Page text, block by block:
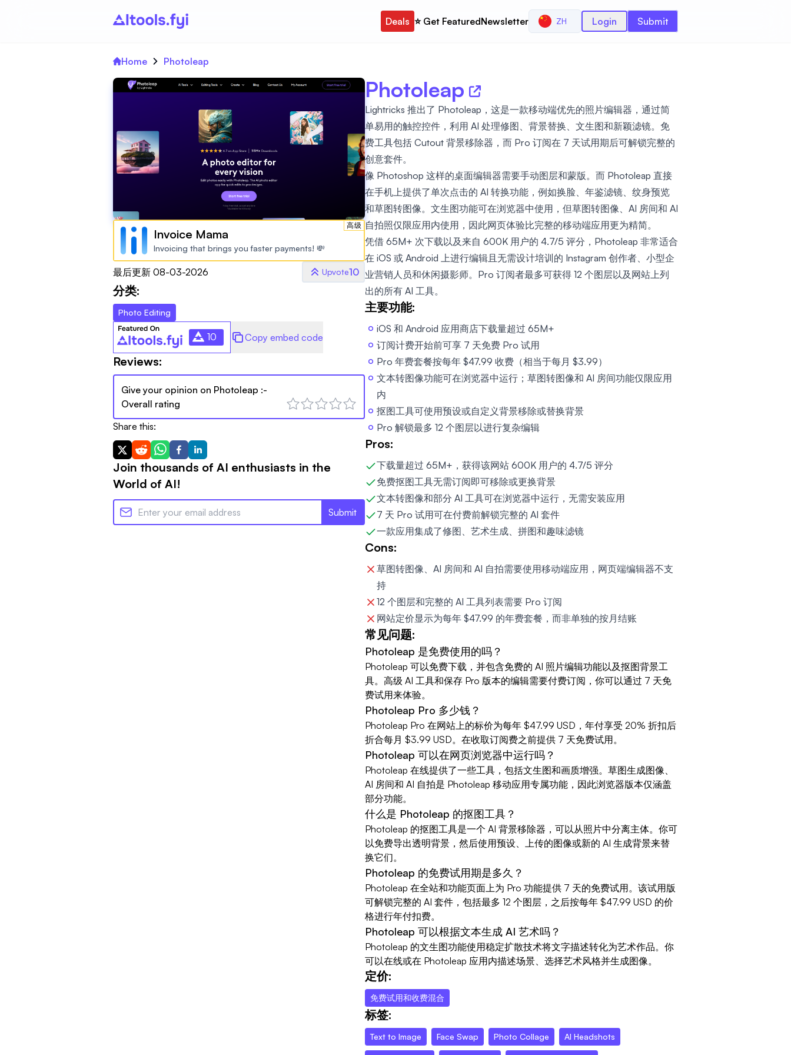
Deals ⭐️ Get FeaturedNewsletter ZH Login Submit
Home Photoleap
高级
Invoice Mama
Invoicing that brings you faster payments! 💸
最后更新 08-03-2026 Upvote10
分类:
Photo Editing
10 Copy embed code
Reviews:
Give your opinion on Photoleap :-
Overall rating
Share this:
Join thousands of AI enthusiasts in the
World of AI!
Submit
Photoleap
Lightricks 推出了 Photoleap，这是一款移动端优先的照片编辑器，通过简
单易用的触控控件，利用 AI 处理修图、背景替换、文生图和新颖滤镜。免
费工具包括 Cutout 背景移除器，而 Pro 订阅在 7 天试用期后可解锁完整的
创意套件。
像 Photoshop 这样的桌面编辑器需要手动图层和蒙版。而 Photoleap 直接
在手机上提供了单次点击的 AI 转换功能，例如换脸、年鉴滤镜、纹身预览
和草图转图像。文生图功能可在浏览器中使用，但草图转图像、AI 房间和 AI
自拍照仅限应用内使用，因此网页体验比完整的移动端应用更为精简。
凭借 65M+ 次下载以及来自 600K 用户的 4.7/5 评分，Photoleap 非常适合
在 iOS 或 Android 上进行编辑且无需设计培训的 Instagram 创作者、小型企
业营销人员和休闲摄影师。Pro 订阅者最多可获得 12 个图层以及网站上列
出的所有 AI 工具。
主要功能:
iOS 和 Android 应用商店下载量超过 65M+
订阅计费开始前可享 7 天免费 Pro 试用
Pro 年费套餐按每年 $47.99 收费（相当于每月 $3.99）
文本转图像功能可在浏览器中运行；草图转图像和 AI 房间功能仅限应用
内
抠图工具可使用预设或自定义背景移除或替换背景
Pro 解锁最多 12 个图层以进行复杂编辑
Pros:
下载量超过 65M+，获得该网站 600K 用户的 4.7/5 评分
免费抠图工具无需订阅即可移除或更换背景
文本转图像和部分 AI 工具可在浏览器中运行，无需安装应用
7 天 Pro 试用可在付费前解锁完整的 AI 套件
一款应用集成了修图、艺术生成、拼图和趣味滤镜
Cons:
草图转图像、AI 房间和 AI 自拍需要使用移动端应用，网页端编辑器不支
持
12 个图层和完整的 AI 工具列表需要 Pro 订阅
网站定价显示为每年 $47.99 的年费套餐，而非单独的按月结账
常见问题:
Photoleap 是免费使用的吗？
Photoleap 可以免费下载，并包含免费的 AI 照片编辑功能以及抠图背景工
具。高级 AI 工具和保存 Pro 版本的编辑需要付费订阅，你可以通过 7 天免
费试用来体验。
Photoleap Pro 多少钱？
Photoleap Pro 在网站上的标价为每年 $47.99 USD，年付享受 20% 折扣后
折合每月 $3.99 USD。在收取订阅费之前提供 7 天免费试用。
Photoleap 可以在网页浏览器中运行吗？
Photoleap 在线提供了一些工具，包括文生图和画质增强。草图生成图像、
AI 房间和 AI 自拍是 Photoleap 移动应用专属功能，因此浏览器版本仅涵盖
部分功能。
什么是 Photoleap 的抠图工具？
Photoleap 的抠图工具是一个 AI 背景移除器，可以从照片中分离主体。你可
以免费导出透明背景，然后使用预设、上传的图像或新的 AI 生成背景来替
换它们。
Photoleap 的免费试用期是多久？
Photoleap 在全站和功能页面上为 Pro 功能提供 7 天的免费试用。该试用版
可解锁完整的 AI 套件，包括最多 12 个图层，之后按每年 $47.99 USD 的价
格进行年付扣费。
Photoleap 可以根据文本生成 AI 艺术吗？
Photoleap 的文生图功能使用稳定扩散技术将文字描述转化为艺术作品。你
可以在线或在 Photoleap 应用内描述场景、选择艺术风格并生成图像。
定价:
免费试用和收费混合
标签:
Text to Image Face Swap Photo Collage AI Headshots